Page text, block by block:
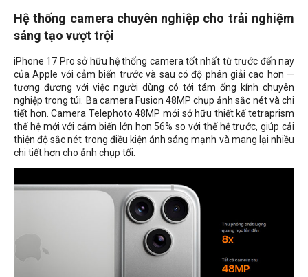
Hệ thống camera chuyên nghiệp cho trải nghiệm
sáng tạo vượt trội
iPhone 17 Pro sở hữu hệ thống camera tốt nhất từ ​​trước đến nay
của Apple với cảm biến trước và sau có độ phân giải cao hơn —
tương đương với việc người dùng có tới tám ống kính chuyên
nghiệp trong túi. Ba camera Fusion 48MP chụp ảnh sắc nét và chi
tiết hơn. Camera Telephoto 48MP mới sở hữu thiết kế tetraprism
thế hệ mới với cảm biến lớn hơn 56% so với thế hệ trước, giúp cải
thiện độ sắc nét trong điều kiện ánh sáng mạnh và mang lại nhiều
chi tiết hơn cho ảnh chụp tối.